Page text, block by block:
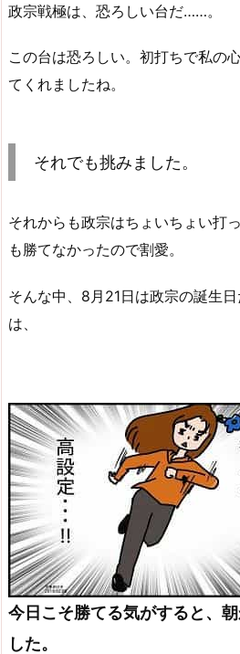
政宗戦極は、恐ろしい台だ……。
この台は恐ろしい。初打ちで私の
てくれましたね。
それでも挑みました。
それからも政宗はちょいちょい打
も勝てなかったので割愛。
そんな中、8月21日は政宗の誕生
は、
今日こそ勝てる気がすると、
した。